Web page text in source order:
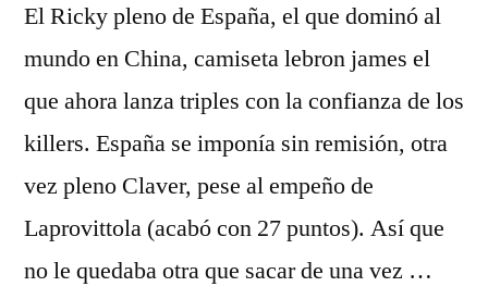
El Ricky pleno de España, el que dominó al
mundo en China, camiseta lebron james el
que ahora lanza triples con la confianza de los
killers. España se imponía sin remisión, otra
vez pleno Claver, pese al empeño de
Laprovittola (acabó con 27 puntos). Así que
no le quedaba otra que sacar de una vez …